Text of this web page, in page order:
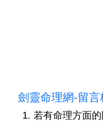
劍靈命理網-留言
若有命理方面